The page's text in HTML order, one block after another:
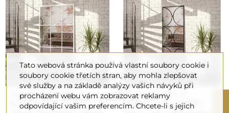
Půdní zrcadlo se
šambránami - HANA -
Půdní zrcadlo se
šambránami - HEBE -
Tato webová stránka používá vlastní soubory cookie i
soubory cookie třetích stran, aby mohla zlepšovat
své služby a na základě analýzy vašich návyků při
procházení webu vám zobrazovat reklamy
odpovídající vašim preferencím. Chcete-li s jejich